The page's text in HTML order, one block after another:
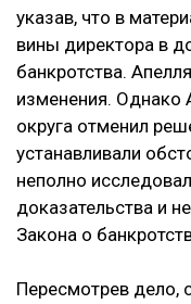
указав, что в
вины директора в
банкротства.
изменения. Однако
округа отменил
устанавливали
неполно
доказательства и
Закона о
Пересмотрев дело,